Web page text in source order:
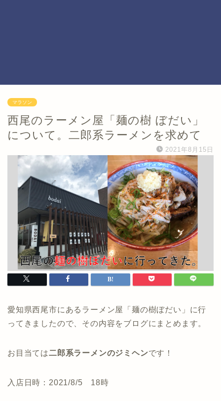
マラソン
西尾のラーメン屋「麺の樹 ぼだい」
について。二郎系ラーメンを求めて
2021年8月15日
愛知県西尾市にあるラーメン屋「麺の樹ぼだい」に行
ってきましたので、その内容をブログにまとめます。
お目当ては二郎系ラーメンのジミヘンです！
入店日時：2021/8/5 18時